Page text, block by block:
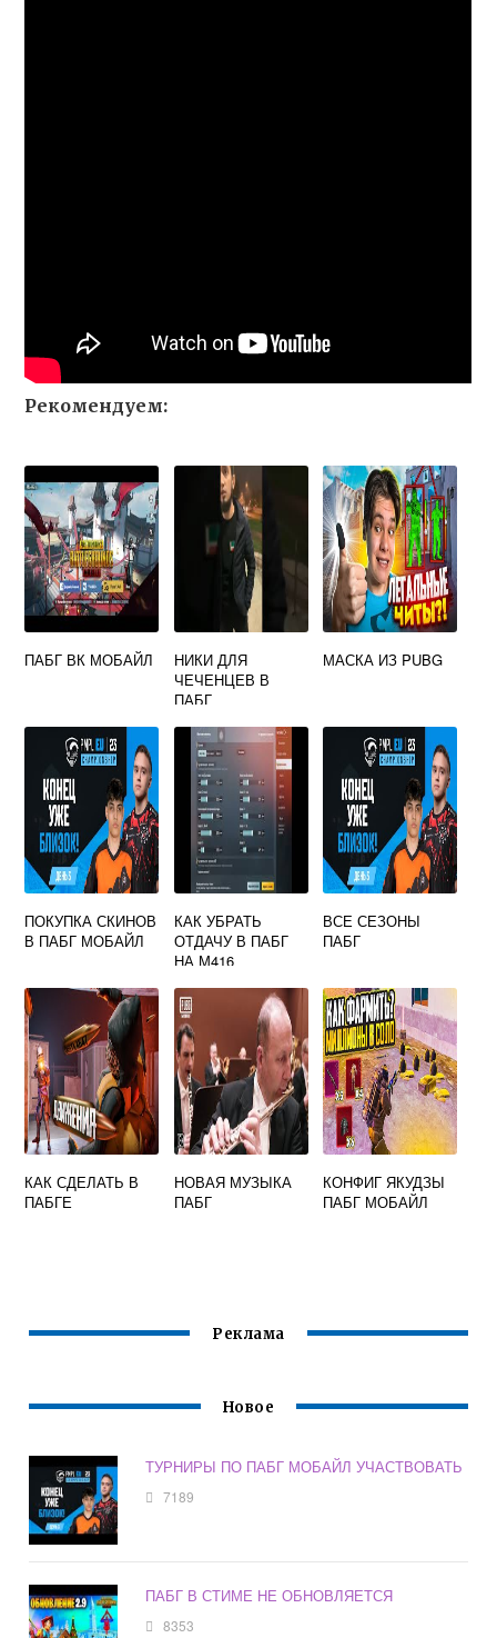
Рекомендуем:
ПАБГ ВК МОБАЙЛ
НИКИ ДЛЯ
ЧЕЧЕНЦЕВ В
ПАБГ
МАСКА ИЗ PUBG
ПОКУПКА СКИНОВ
В ПАБГ МОБАЙЛ
КАК УБРАТЬ
ОТДАЧУ В ПАБГ
НА М416
ВСЕ СЕЗОНЫ
ПАБГ
КАК СДЕЛАТЬ В
ПАБГЕ
НОВАЯ МУЗЫКА
ПАБГ
КОНФИГ ЯКУДЗЫ
ПАБГ МОБАЙЛ
Реклама
Новое
ТУРНИРЫ ПО ПАБГ МОБАЙЛ УЧАСТВОВАТЬ
7189
ПАБГ В СТИМЕ НЕ ОБНОВЛЯЕТСЯ
8353